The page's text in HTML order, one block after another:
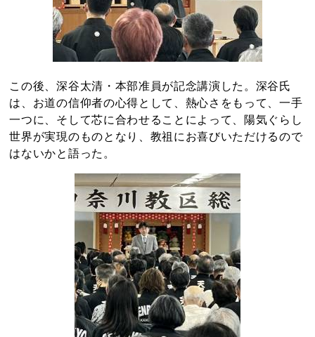
この後、深谷太清・本部准員が記念講演した。深谷氏
は、お道の信仰者の心得として、熱心さをもって、一手
一つに、そして芯に合わせることによって、陽気ぐらし
世界が実現のものとなり、教祖にお喜びいただけるので
はないかと語った。